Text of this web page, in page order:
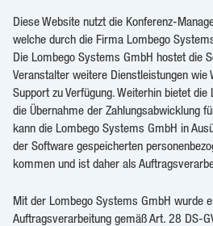
Diese Website nutzt die Konferenz-
welche durch die Firma Lombego
Die Lombego Systems GmbH hostet die
Veranstalter weitere Dienstleistungen wie
Support zu Verfügung. Weiterhin bietet
die Übernahme der Zahlungsabwicklung
kann die Lombego Systems GmbH in
der Software gespeicherten
kommen und ist daher als
Mit der Lombego Systems GmbH wurde
Auftragsverarbeitung gemäß Art. 28 DS-